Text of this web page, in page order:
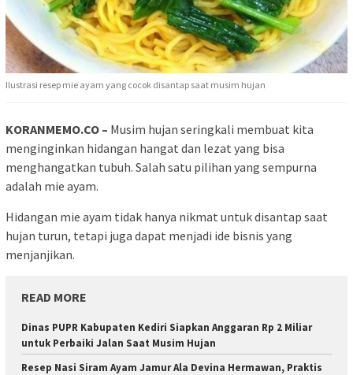
Ilustrasi resep mie ayam yang cocok disantap saat musim hujan
KORANMEMO.CO – Musim hujan seringkali membuat kita
menginginkan hidangan hangat dan lezat yang bisa
menghangatkan tubuh. Salah satu pilihan yang sempurna
adalah mie ayam.
Hidangan mie ayam tidak hanya nikmat untuk disantap saat
hujan turun, tetapi juga dapat menjadi ide bisnis yang
menjanjikan.
READ MORE
Dinas PUPR Kabupaten Kediri Siapkan Anggaran Rp 2 Miliar
untuk Perbaiki Jalan Saat Musim Hujan
Resep Nasi Siram Ayam Jamur Ala Devina Hermawan, Praktis